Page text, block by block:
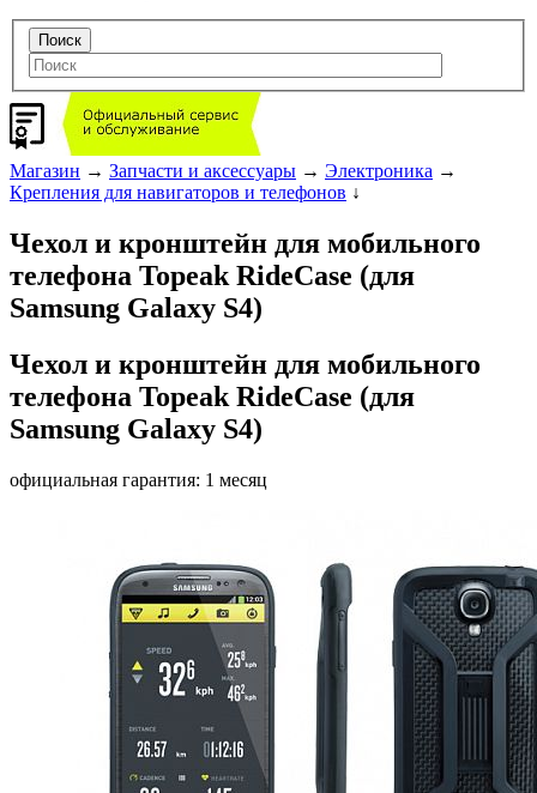
Магазин → Запчасти и аксессуары → Электроника →
Крепления для навигаторов и телефонов ↓
Чехол и кронштейн для мобильного
телефона Topeak RideCase (для
Samsung Galaxy S4)
Чехол и кронштейн для мобильного
телефона Topeak RideCase (для
Samsung Galaxy S4)
официальная гарантия: 1 месяц